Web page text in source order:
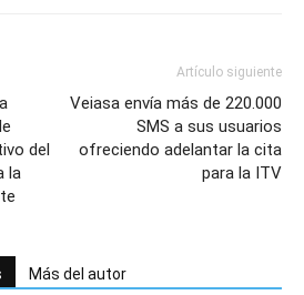
del
la
Artículo siguiente
Veiasa envía más de 220.000
SMS a sus usuarios
ofreciendo adelantar la cita
para la ITV
Más del autor